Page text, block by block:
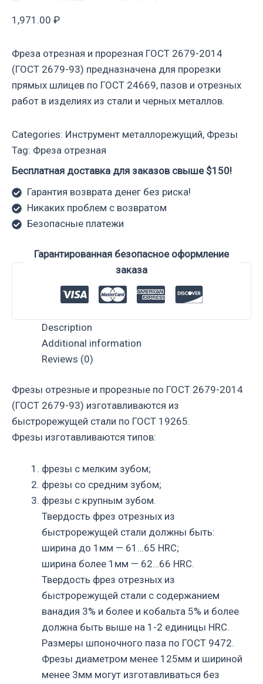
1,971.00 ₽
Фреза отрезная и прорезная ГОСТ 2679-2014
(ГОСТ 2679-93) предназначена для прорезки
прямых шлицев по ГОСТ 24669, пазов и отрезных
работ в изделиях из стали и черных металлов.
Categories: Инструмент металлорежущий, Фрезы
Tag: Фреза отрезная
Бесплатная доставка для заказов свыше $150!
Гарантия возврата денег без риска!
Никаких проблем с возвратом
Безопасные платежи
Гарантированная безопасное оформление
заказа
Description
Additional information
Reviews (0)
Фрезы отрезные и прорезные по ГОСТ 2679-2014
(ГОСТ 2679-93) изготавливаются из
быстрорежущей стали по ГОСТ 19265.
Фрезы изготавливаются типов:
фрезы с мелким зубом;
фрезы со средним зубом;
фрезы с крупным зубом.
Твердость фрез отрезных из
быстрорежущей стали должны быть:
ширина до 1мм — 61…65 HRC;
ширина более 1мм — 62…66 HRC.
Твердость фрез отрезных из
быстрорежущей стали с содержанием
ванадия 3% и более и кобальта 5% и более
должна быть выше на 1-2 единицы HRC.
Размеры шпоночного паза по ГОСТ 9472.
Фрезы диаметром менее 125мм и шириной
менее 3мм могут изготавливаться без